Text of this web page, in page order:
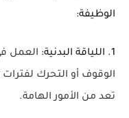
الوظيفة:
1. اللياقة البدنية:
العمل
الوقوف أو التحرك لفترات
تعد من الأمور الهامة.